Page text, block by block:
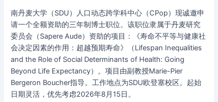
南丹麦大学（SDU）人口动态跨学科中心（CPop）现诚邀申
请一个全额资助的三年制博士职位。该职位隶属于丹麦研究
委员会（Sapere Aude）资助的项目：《寿命不平等与健康社
会决定因素的作用：超越预期寿命》（Lifespan Inequalities
and the Role of Social Determinants of Health: Going
Beyond Life Expectancy）。项目由副教授Marie-Pier
Bergeron Boucher指导。工作地点为SDU欧登塞校区。起始
日期灵活，优先考虑2026年8月15日。